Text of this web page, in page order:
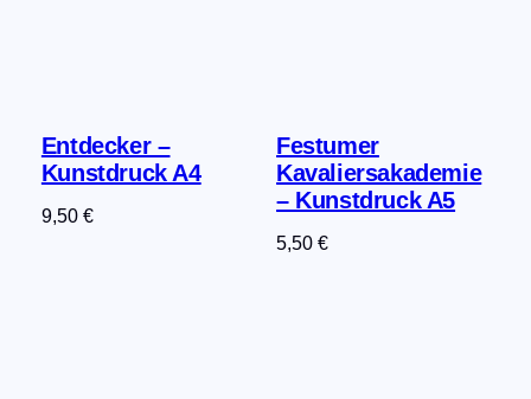
Entdecker –
Kunstdruck A4
9,50 €
Festumer
Kavaliersakademie
– Kunstdruck A5
5,50€